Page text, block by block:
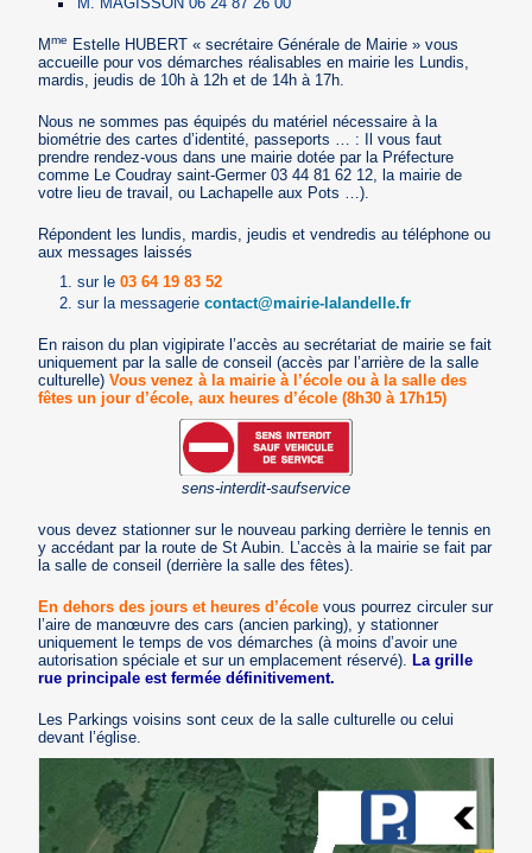
Mme Estelle HUBERT « secrétaire Générale de Mairie » vous
accueille pour vos démarches réalisables en mairie les Lundis,
mardis, jeudis de 10h à 12h et de 14h à 17h.
Nous ne sommes pas équipés du matériel nécessaire à la
biométrie des cartes d’identité, passeports … : Il vous faut
prendre rendez-vous dans une mairie dotée par la Préfecture
comme Le Coudray saint-Germer 03 44 81 62 12, la mairie de
votre lieu de travail, ou Lachapelle aux Pots …).
Répondent les lundis, mardis, jeudis et vendredis au téléphone ou
aux messages laissés
sur le 03 64 19 83 52
sur la messagerie contact@mairie-lalandelle.fr
En raison du plan vigipirate l’accès au secrétariat de mairie se fait
uniquement par la salle de conseil (accès par l’arrière de la salle
culturelle)Vous venez à la mairie à l’école ou à la salle des
fêtes un jour d’école, aux heures d’école (8h30 à 17h15)
sens-interdit-saufservice
vous devez stationner sur le nouveau parking derrière le tennis en
y accédant par la route de St Aubin. L’accès à la mairie se fait par
la salle de conseil (derrière la salle des fêtes).
En dehors des jours et heures d’école vous pourrez circuler sur
l’aire de manœuvre des cars (ancien parking), y stationner
uniquement le temps de vos démarches (à moins d’avoir une
autorisation spéciale et sur un emplacement réservé). La grille
rue principale est fermée définitivement.
Les Parkings voisins sont ceux de la salle culturelle ou celui
devant l’église.